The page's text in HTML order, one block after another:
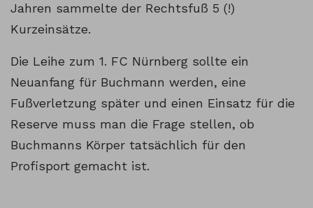
Jahren sammelte der Rechtsfuß 5 (!)
Kurzeinsätze.
Die Leihe zum 1. FC Nürnberg sollte ein
Neuanfang für Buchmann werden, eine
Fußverletzung später und einen Einsatz für die
Reserve muss man die Frage stellen, ob
Buchmanns Körper tatsächlich für den
Profisport gemacht ist.